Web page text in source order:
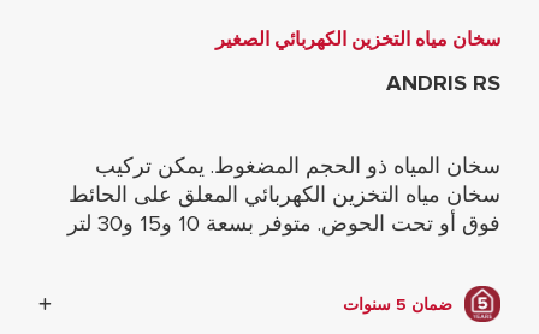
ماركة ARISTON
المجموعة
سخانات المياه الكهربائية
سخانات المياه الشمسية
غلايات الغاز
سخانات مياه بخزان
سخانات
سخانات
سخانات مياه
سخانات
سخان مياه التخزين الكهربائي الصغير
ANDRIS RS
سخان المياه ذو الحجم المضغوط. يمكن تركيب
سخان مياه التخزين الكهربائي المعلق على الحائط
فوق أو تحت الحوض. متوفر بسعة 10 و15 و30 لتر
ضمان 5 سنوات